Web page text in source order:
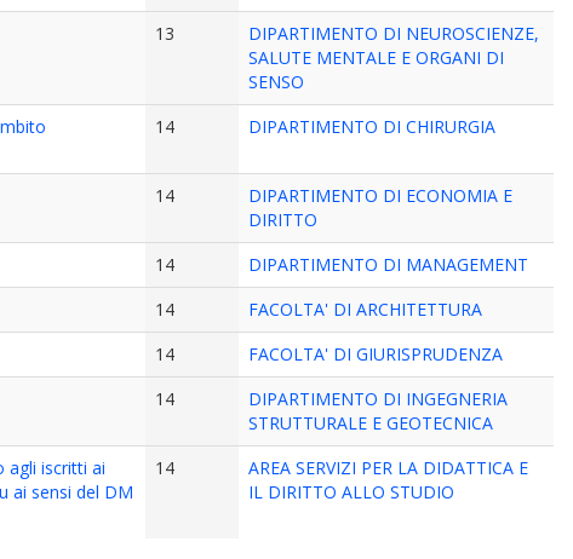
13
DIPARTIMENTO DI NEUROSCIENZE,
SALUTE MENTALE E ORGANI DI
SENSO
14 DIPARTIMENTO DI CHIRURGIA
14
DIPARTIMENTO DI ECONOMIA E
DIRITTO
14
DIPARTIMENTO DI MANAGEMENT
14
FACOLTA' DI ARCHITETTURA
14
FACOLTA' DI GIURISPRUDENZA
14
DIPARTIMENTO DI INGEGNERIA
STRUTTURALE E GEOTECNICA
agli iscritti ai
ai sensi del DM
14
AREA SERVIZI PER LA DIDATTICA E
IL DIRITTO ALLO STUDIO